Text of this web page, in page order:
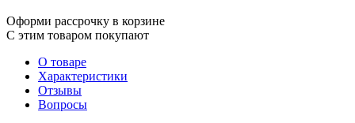
Оформи рассрочку в корзине
С этим товаром покупают
О товаре
Характеристики
Отзывы
Вопросы